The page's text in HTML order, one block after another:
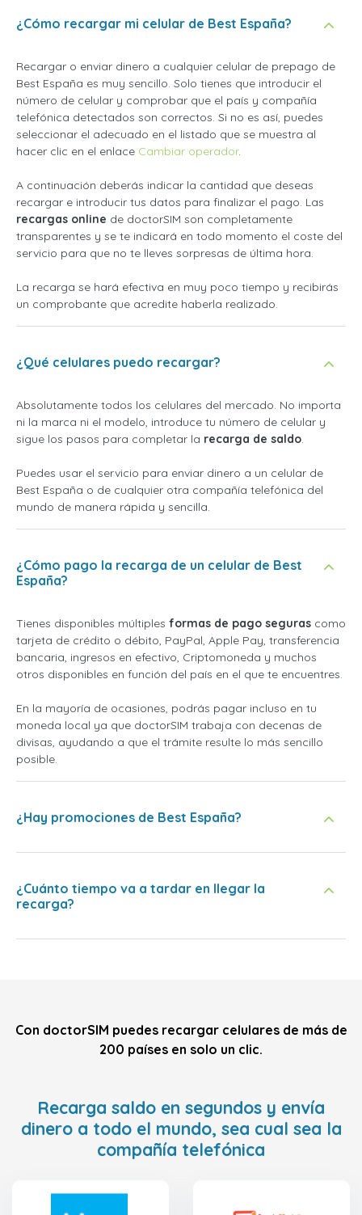
¿Cómo recargar mi celular de Best España?
Recargar o enviar dinero a cualquier celular de prepago de
Best España es muy sencillo. Solo tienes que introducir el
número de celular y comprobar que el país y compañía
telefónica detectados son correctos. Si no es así, puedes
seleccionar el adecuado en el listado que se muestra al
hacer clic en el enlace Cambiar operador.
A continuación deberás indicar la cantidad que deseas
recargar e introducir tus datos para finalizar el pago. Las
recargas online de doctorSIM son completamente
transparentes y se te indicará en todo momento el coste del
servicio para que no te lleves sorpresas de última hora.
La recarga se hará efectiva en muy poco tiempo y recibirás
un comprobante que acredite haberla realizado.
¿Qué celulares puedo recargar?
Absolutamente todos los celulares del mercado. No importa
ni la marca ni el modelo, introduce tu número de celular y
sigue los pasos para completar la recarga de saldo.
Puedes usar el servicio para enviar dinero a un celular de
Best España o de cualquier otra compañía telefónica del
mundo de manera rápida y sencilla.
¿Cómo pago la recarga de un celular de Best
España?
Tienes disponibles múltiples formas de pago seguras como
tarjeta de crédito o débito, PayPal, Apple Pay, transferencia
bancaria, ingresos en efectivo, Criptomoneda y muchos
otros disponibles en función del país en el que te encuentres.
En la mayoría de ocasiones, podrás pagar incluso en tu
moneda local ya que doctorSIM trabaja con decenas de
divisas, ayudando a que el trámite resulte lo más sencillo
posible.
¿Hay promociones de Best España?
¿Cuánto tiempo va a tardar en llegar la
recarga?
Con doctorSIM puedes recargar celulares de más de
200 países en solo un clic.
Recarga saldo en segundos y envía
dinero a todo el mundo, sea cual sea la
compañía telefónica